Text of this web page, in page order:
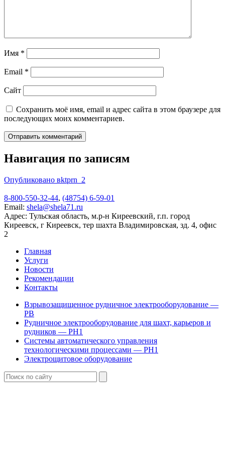
Имя *
Email *
Сайт
Сохранить моё имя, email и адрес сайта в этом браузере для
последующих моих комментариев.
Навигация по записям
Опубликовано вktprn_2
8-800-550-32-44, (48754) 6-59-01
Email: shela@shela71.ru
Адрес: Тульская область, м.р-н Киреевский, г.п. город
Киреевск, г Киреевск, тер шахта Владимировская, зд. 4, офис
2
Главная
Услуги
Новости
Рекомендации
Контакты
Взрывозащищенное рудничное электрооборудование —
РВ
Рудничное электрооборудование для шахт, карьеров и
рудников — РН1
Системы автоматического управления
технологическими процессами — РН1
Электрощитовое оборудование